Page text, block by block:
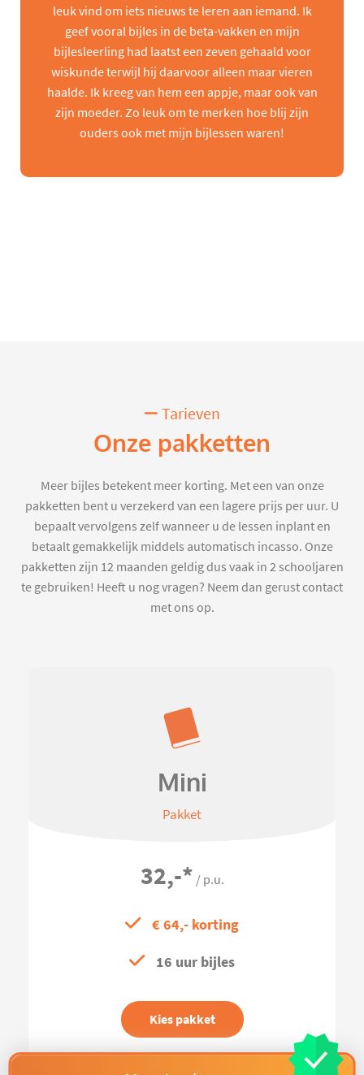
leuk vind om iets nieuws te leren aan iemand. Ik
geef vooral bijles in de beta-vakken en mijn
bijlesleerling had laatst een zeven gehaald voor
wiskunde terwijl hij daarvoor alleen maar vieren
haalde. Ik kreeg van hem een appje, maar ook van
zijn moeder. Zo leuk om te merken hoe blij zijn
ouders ook met mijn bijlessen waren!
Tarieven
Onze pakketten
Meer bijles betekent meer korting. Met een van onze
pakketten bent u verzekerd van een lagere prijs per uur. U
bepaalt vervolgens zelf wanneer u de lessen inplant en
betaalt gemakkelijk middels automatisch incasso. Onze
pakketten zijn 12 maanden geldig dus vaak in 2 schooljaren
te gebruiken! Heeft u nog vragen? Neem dan gerust contact
met ons op.
Mini
Pakket
32,-* / p.u.
€ 64,- korting
16 uur bijles
Kies pakket